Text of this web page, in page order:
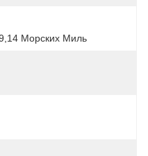
Морских Миль